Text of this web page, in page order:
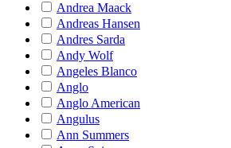
Andrea Maack
Andreas Hansen
Andres Sarda
Andy Wolf
Angeles Blanco
Anglo
Anglo American
Angulus
Ann Summers